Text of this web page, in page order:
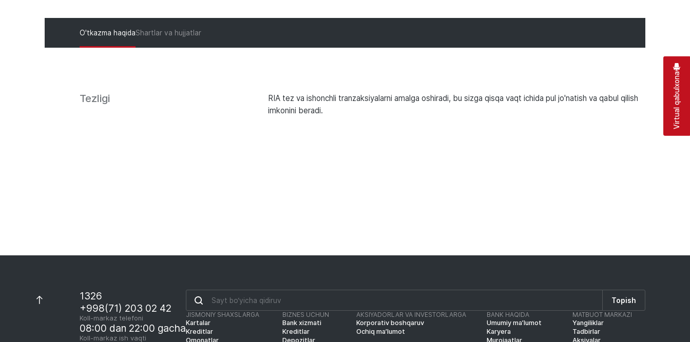
O'tkazma haqidaShartlar va hujjatlar
Tezligi
RIA tez va ishonchli tranzaksiyalarni amalga oshiradi, bu sizga qisqa vaqt ichida pul jo'natish va qabul qilish
imkonini beradi.
1326
+998(71) 203 02 42
Koll-markaz telefoni
08:00 dan 22:00 gacha
Koll-markaz ish vaqti
Topish
JISMONIY SHAXSLARGA
Kartalar
Kreditlar
Omonatlar
BIZNES UCHUN
Bank xizmati
Kreditlar
Depozitlar
AKSIYADORLAR VA INVESTORLARGA
Korporativ boshqaruv
Ochiq ma’lumot
BANK HAQIDA
Umumiy ma’lumot
Karyera
Murojaatlar
MATBUOT MARKAZI
Yangiliklar
Tadbirlar
Aksiyalar
Virtual qabulxona